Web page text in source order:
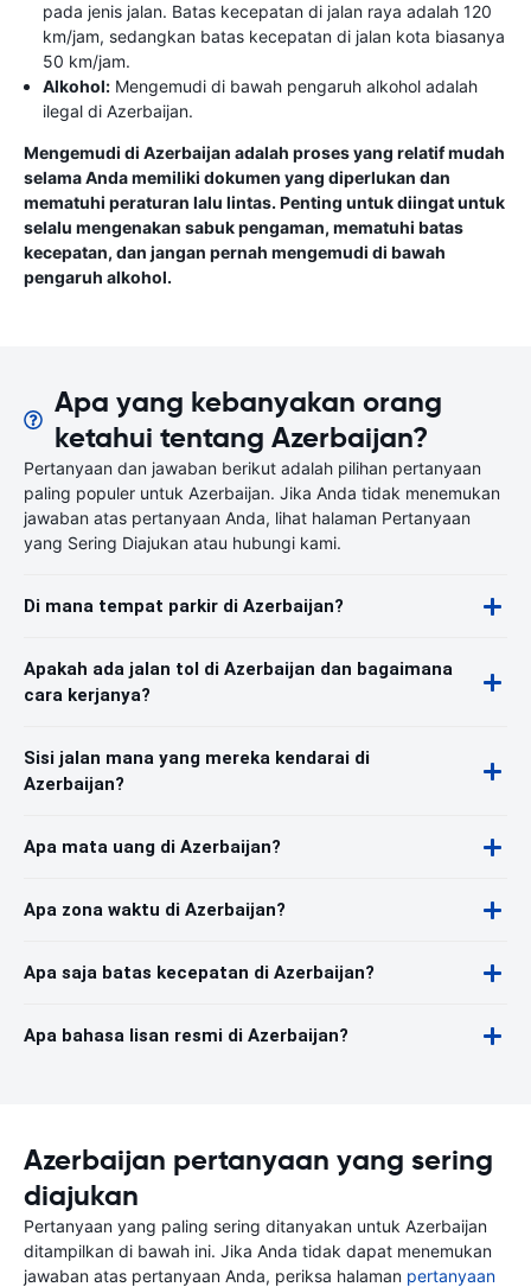
pada jenis jalan. Batas kecepatan di jalan raya adalah 120
km/jam, sedangkan batas kecepatan di jalan kota biasanya
50 km/jam.
Alkohol: Mengemudi di bawah pengaruh alkohol adalah
ilegal di Azerbaijan.
Mengemudi di Azerbaijan adalah proses yang relatif mudah
selama Anda memiliki dokumen yang diperlukan dan
mematuhi peraturan lalu lintas. Penting untuk diingat untuk
selalu mengenakan sabuk pengaman, mematuhi batas
kecepatan, dan jangan pernah mengemudi di bawah
pengaruh alkohol.
Apa yang kebanyakan orang
ketahui tentang Azerbaijan?
Pertanyaan dan jawaban berikut adalah pilihan pertanyaan
paling populer untuk Azerbaijan. Jika Anda tidak menemukan
jawaban atas pertanyaan Anda, lihat halaman Pertanyaan
yang Sering Diajukan atau hubungi kami.
Di mana tempat parkir di Azerbaijan?
Apakah ada jalan tol di Azerbaijan dan bagaimana
cara kerjanya?
Sisi jalan mana yang mereka kendarai di
Azerbaijan?
Apa mata uang di Azerbaijan?
Apa zona waktu di Azerbaijan?
Apa saja batas kecepatan di Azerbaijan?
Apa bahasa lisan resmi di Azerbaijan?
Azerbaijan pertanyaan yang sering
diajukan
Pertanyaan yang paling sering ditanyakan untuk Azerbaijan
ditampilkan di bawah ini. Jika Anda tidak dapat menemukan
jawaban atas pertanyaan Anda, periksa halaman pertanyaan